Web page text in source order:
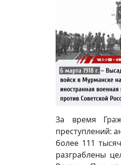
За время
преступлений:
более 111
разграблены